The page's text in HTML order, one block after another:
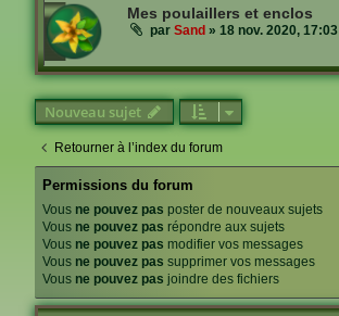
Mes poulaillers et enclos
par Sand » 18 nov. 2020, 17:03
Nouveau sujet
Retourner à l’index du forum
Permissions du forum
Vous ne pouvez pas poster de nouveaux sujets
Vous ne pouvez pas répondre aux sujets
Vous ne pouvez pas modifier vos messages
Vous ne pouvez pas supprimer vos messages
Vous ne pouvez pas joindre des fichiers